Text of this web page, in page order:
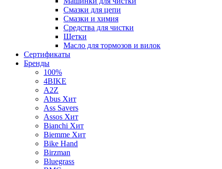
Смазки для цепи
Смазки и химия
Средства для чистки
Щетки
Масло для тормозов и вилок
Сертификаты
Бренды
100%
4BIKE
A2Z
Abus Хит
Ass Savers
Assos Хит
Bianchi Хит
Biemme Хит
Bike Hand
Birzman
Bluegrass